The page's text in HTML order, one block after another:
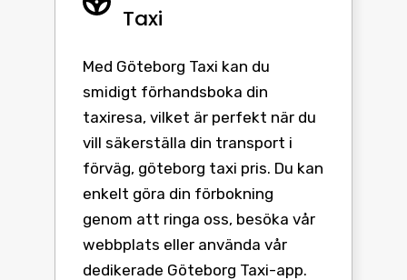
Taxi
Med Göteborg Taxi kan du
smidigt förhandsboka din
taxiresa, vilket är perfekt när du
vill säkerställa din transport i
förväg, göteborg taxi pris. Du kan
enkelt göra din förbokning
genom att ringa oss, besöka vår
webbplats eller använda vår
dedikerade Göteborg Taxi-app.